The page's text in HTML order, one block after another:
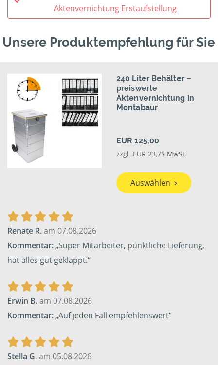
Aktenvernichtung Erstaufstellung
Unsere Produktempfehlung für Sie
240 Liter Behälter –
preiswerte
Aktenvernichtung in
Montabaur
EUR 125,00
zzgl. EUR 23,75 MwSt.
Auswählen
Renate R.am 07.08.2026
Kommentar:„Super Mitarbeiter, pünktliche Lieferung,
hat alles gut geklappt.“
Erwin B.am 07.08.2026
Kommentar:„Auf jeden Fall empfehlenswert“
Stella G.am 05.08.2026